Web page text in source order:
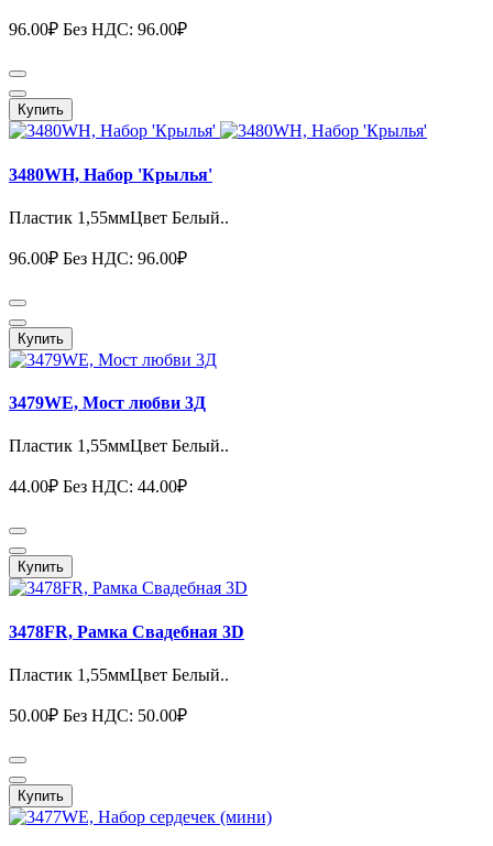
96.00₽ Без НДС: 96.00₽
Купить
3480WH, Набор 'Крылья'
Пластик 1,55ммЦвет Белый..
96.00₽ Без НДС: 96.00₽
Купить
3479WE, Мост любви 3Д
Пластик 1,55ммЦвет Белый..
44.00₽ Без НДС: 44.00₽
Купить
3478FR, Рамка Свадебная 3D
Пластик 1,55ммЦвет Белый..
50.00₽ Без НДС: 50.00₽
Купить